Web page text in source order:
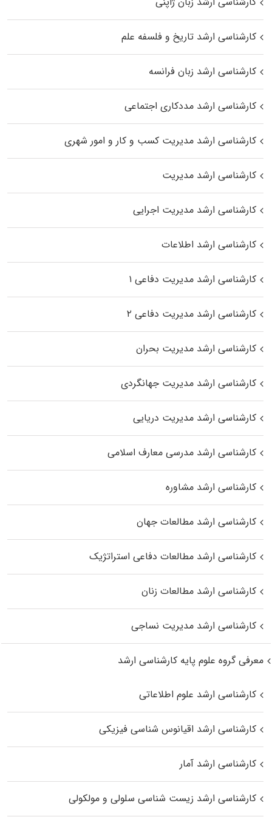
کارشناسی ارشد تاریخ و فلسفه علم
کارشناسی ارشد زبان فرانسه
کارشناسی ارشد مددکاری اجتماعی
کارشناسی ارشد مدیریت کسب و کار و امور شهری
کارشناسی ارشد مدیریت
کارشناسی ارشد مدیریت اجرایی
کارشناسی ارشد اطلاعات
کارشناسی ارشد مدیریت دفاعی ۱
کارشناسی ارشد مدیریت دفاعی ۲
کارشناسی ارشد مدیریت بحران
کارشناسی ارشد مدیریت جهانگردی
کارشناسی ارشد مدیریت دریایی
کارشناسی ارشد مدرسی معارف اسلامی
کارشناسی ارشد مشاوره
کارشناسی ارشد مطالعات جهان
کارشناسی ارشد مطالعات دفاعی استراتژیک
کارشناسی ارشد مطالعات زنان
کارشناسی ارشد مدیریت نساجی
معرفی گروه علوم پایه کارشناسی ارشد
کارشناسی ارشد علوم اطلاعاتی
کارشناسی ارشد اقیانوس‌ شناسی فیزیکی
کارشناسی ارشد آمار
کارشناسی ارشد زیست شناسی سلولی و مولکولی